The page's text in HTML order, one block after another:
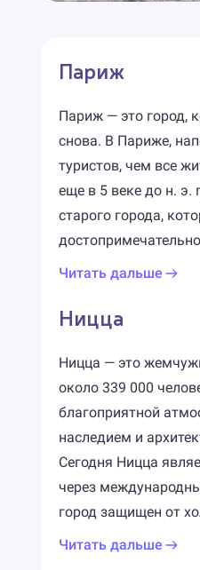
Париж
Париж — это город,
снова. В Париже,
туристов, чем все
еще в 5 веке до н. э.
старого города,
Читать дальше
Ницца
Ницца — это
около 339 000
благоприятной
наследием и
Сегодня Ницца
через
город защищен от
Читать дальше